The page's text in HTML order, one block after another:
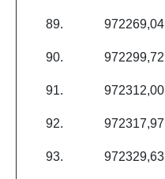
89. 972269,04
90. 972299,72
91. 972312,00
92. 972317,97
93. 972329,63